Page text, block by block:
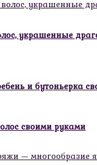
украшенные
и бутоньерка
своими руками